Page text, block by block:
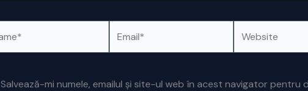
Salvează-mi numele, emailul și site-ul web în acest navigator pentru